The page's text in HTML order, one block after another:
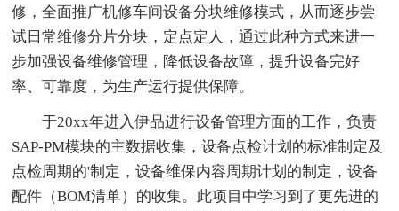
修，全面推广机修车间设备分块维修模式，从而逐步尝
试日常维修分片分块，定点定人，通过此种方式来进一
步加强设备维修管理，降低设备故障，提升设备完好
率、可靠度，为生产运行提供保障。
于20xx年进入伊品进行设备管理方面的工作，负责
SAP-PM模块的主数据收集，设备点检计划的标准制定及
点检周期的'制定，设备维保内容周期计划的制定，设备
配件（BOM清单）的收集。此项目中学习到了更先进的